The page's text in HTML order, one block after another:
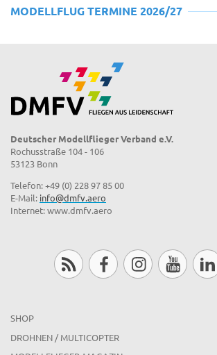
MODELLFLUG TERMINE 2026/27
Deutscher Modellflieger Verband e.V.
Rochusstraße 104 - 106
53123 Bonn
Telefon: +49 (0) 228 97 85 00
E-Mail: info@dmfv.aero
Internet: www.dmfv.aero
SHOP
DROHNEN / MULTICOPTER